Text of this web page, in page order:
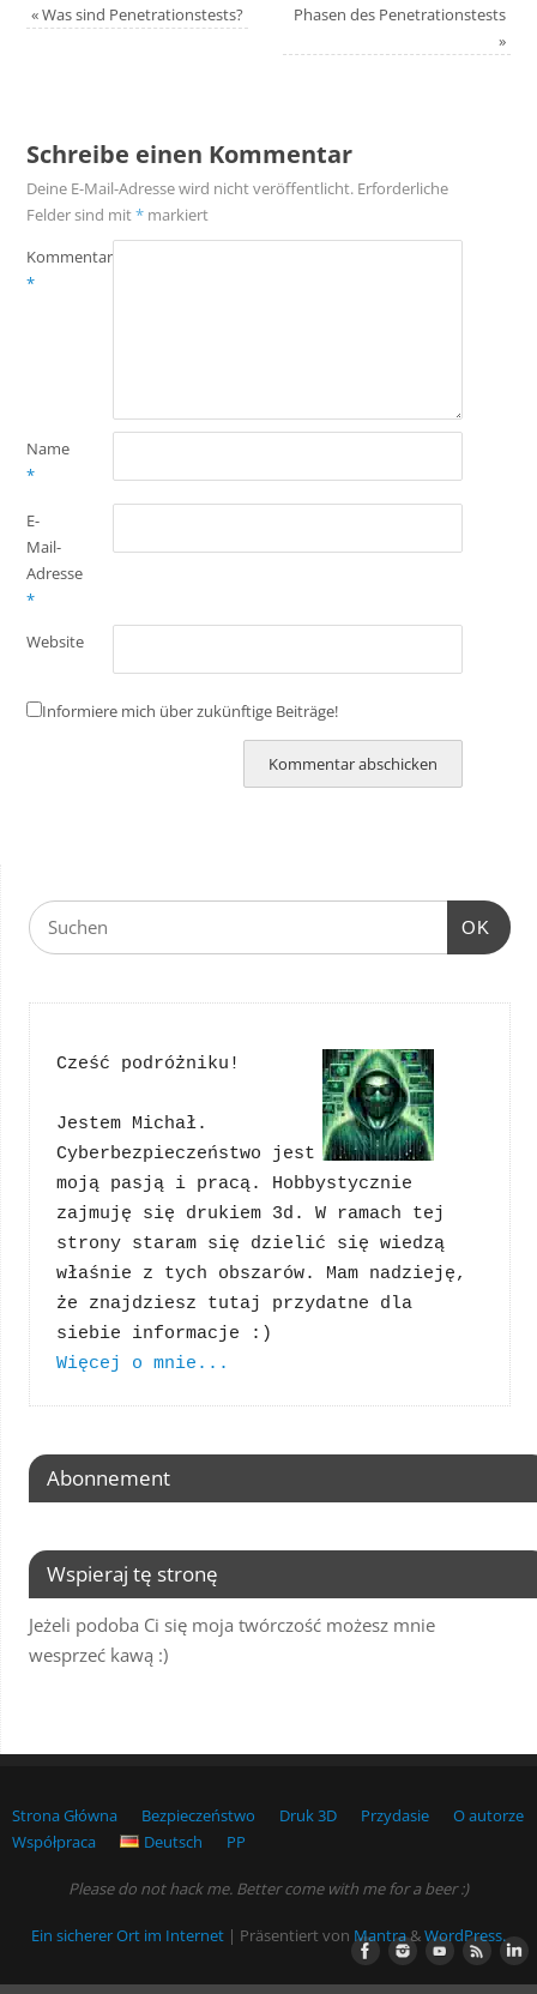
«Was sind Penetrationstests?
Phasen des Penetrationstests
»
Schreibe einen Kommentar
Deine E-Mail-Adresse wird nicht veröffentlicht. Erforderliche
Felder sind mit*markiert
Kommentar
*
Name
*
E-
Mail-
Adresse
*
Website
Informiere mich über zukünftige Beiträge!
OK
Cześć podróżniku!
Jestem Michał.
Cyberbezpieczeństwo jest
moją pasją i pracą. Hobbystycznie
zajmuję się drukiem 3d. W ramach tej
strony staram się dzielić się wiedzą
właśnie z tych obszarów. Mam nadzieję,
że znajdziesz tutaj przydatne dla
Więcej o mnie...
Abonnement
Wspieraj tę stronę
Jeżeli podoba Ci się moja twórczość możesz mnie
wesprzeć kawą :)
Strona Główna Bezpieczeństwo Druk 3D Przydasie
O autorze
Współpraca
Deutsch PP
Please do not hack me. Better come with me for a beer :)
Ein sicherer Ort im Internet | Präsentiert von Mantra&WordPress.